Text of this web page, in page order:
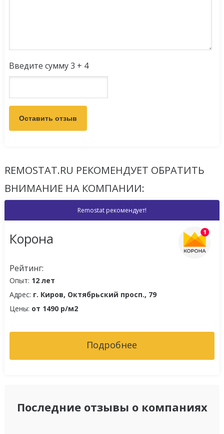
Введите сумму 3 + 4
REMOSTAT.RU РЕКОМЕНДУЕТ ОБРАТИТЬ
ВНИМАНИЕ НА КОМПАНИИ:
Remostat рекомендует!
Корона
Рейтинг:
Опыт: 12 лет
Адрес: г. Киров, Октябрьский просп., 79
Цены: от 1490 р/м2
Подробнее
Последние отзывы о компаниях